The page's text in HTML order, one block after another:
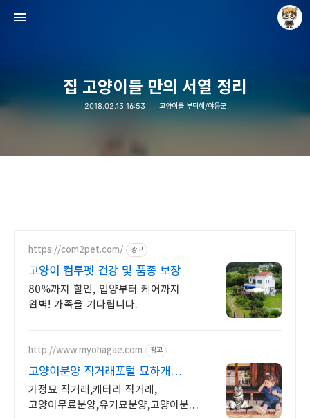
집 고양이들 만의 서열 정리
2018.02.13 16:53 고양이를 부탁해/야웅군
https://com2pet.com/ 광고
고양이 컴투펫 건강 및 품종 보장
80%까지 할인, 입양부터 케어까지
완벽! 가족을 기다립니다.
http://www.myohagae.com 광고
고양이분양 직거래포털 묘하개
유기동물 방지 캠페인
가정묘 직거래,캐터리 직거래,
고양이무료분양,유기묘분양,고양이분양
Raycat : Photo and Story